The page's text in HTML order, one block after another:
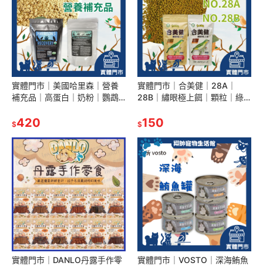
實體門市｜美國哈里森｜營養
補充品｜高蛋白｜奶粉｜鸚鵡
館
$420
實體門市｜合美健｜28A｜
28B｜繡眼極上餌｜顆粒｜綠
｜相思鳥｜翔帥寵物生活館
$150
實體門市｜DANLO丹露手作零
實體門市｜VOSTO｜深海鮪魚